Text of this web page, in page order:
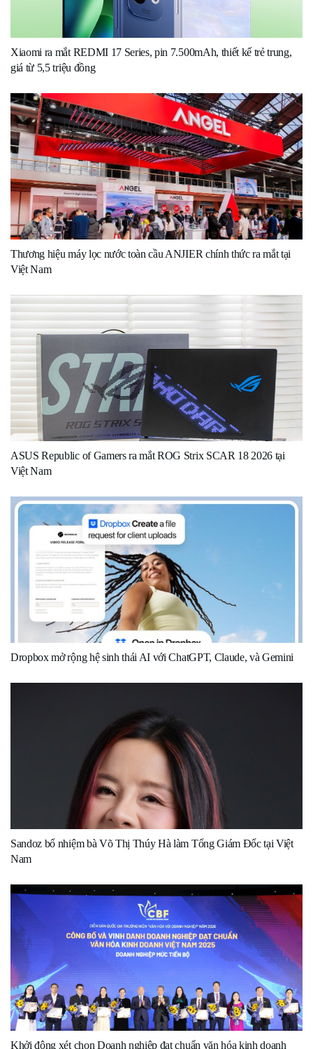
Xiaomi ra mắt REDMI 17 Series, pin 7.500mAh, thiết kế trẻ trung,
giá từ 5,5 triệu đồng
Thương hiệu máy lọc nước toàn cầu ANJIER chính thức ra mắt tại
Việt Nam
ASUS Republic of Gamers ra mắt ROG Strix SCAR 18 2026 tại
Việt Nam
Dropbox mở rộng hệ sinh thái AI với ChatGPT, Claude, và Gemini
Sandoz bổ nhiệm bà Võ Thị Thúy Hà làm Tổng Giám Đốc tại Việt
Nam
Khởi động xét chọn Doanh nghiệp đạt chuẩn văn hóa kinh doanh